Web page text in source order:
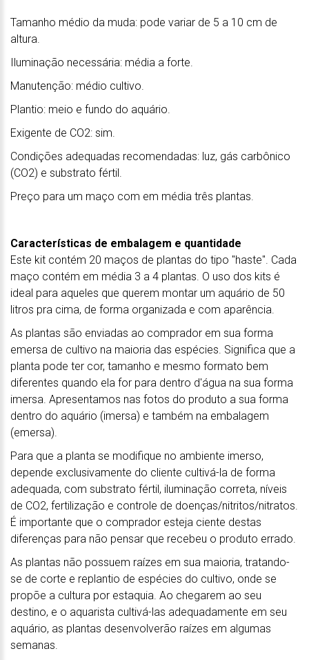
Tamanho médio da muda: pode variar de 5 a 10 cm de
altura.
Iluminação necessária: média a forte.
Manutenção: médio cultivo.
Plantio: meio e fundo do aquário.
Exigente de CO2: sim.
Condições adequadas recomendadas: luz, gás carbônico
(CO2) e substrato fértil.
Preço para um maço com em média três plantas.
Características de embalagem e quantidade
Este kit contém 20 maços de plantas do tipo "haste". Cada
maço contém em média 3 a 4 plantas. O uso dos kits é
ideal para aqueles que querem montar um aquário de 50
litros pra cima, de forma organizada e com aparência.
As plantas são enviadas ao comprador em sua forma
emersa de cultivo na maioria das espécies. Significa que a
planta pode ter cor, tamanho e mesmo formato bem
diferentes quando ela for para dentro d'água na sua forma
imersa. Apresentamos nas fotos do produto a sua forma
dentro do aquário (imersa) e também na embalagem
(emersa).
Para que a planta se modifique no ambiente imerso,
depende exclusivamente do cliente cultivá-la de forma
adequada, com substrato fértil, iluminação correta, níveis
de CO2, fertilização e controle de doenças/nitritos/nitratos.
É importante que o comprador esteja ciente destas
diferenças para não pensar que recebeu o produto errado.
As plantas não possuem raízes em sua maioria, tratando-
se de corte e replantio de espécies do cultivo, onde se
propõe a cultura por estaquia. Ao chegarem ao seu
destino, e o aquarista cultivá-las adequadamente em seu
aquário, as plantas desenvolverão raízes em algumas
semanas.